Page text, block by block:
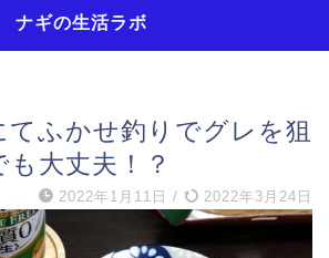
ナギの生活ラボ
てふかせ釣りでグレを狙
も大丈夫！？
2022年1月11日 / 2022年3月24日